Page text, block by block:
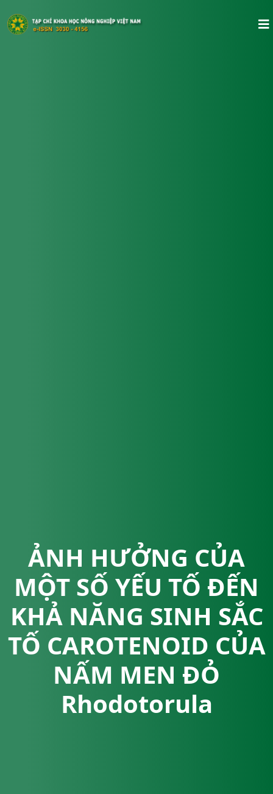
ẢNH HƯỞNG CỦA
MỘT SỐ YẾU TỐ ĐẾN
KHẢ NĂNG SINH SẮC
TỐ CAROTENOID CỦA
NẤM MEN ĐỎ
Rhodotorula